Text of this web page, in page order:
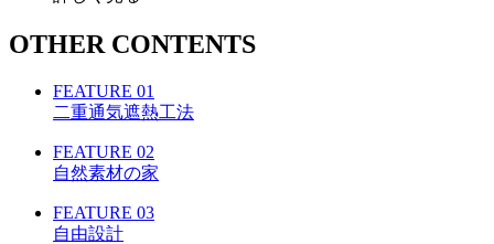
OTHER CONTENTS
FEATURE 01
二重通気遮熱工法
FEATURE 02
自然素材の家
FEATURE 03
自由設計